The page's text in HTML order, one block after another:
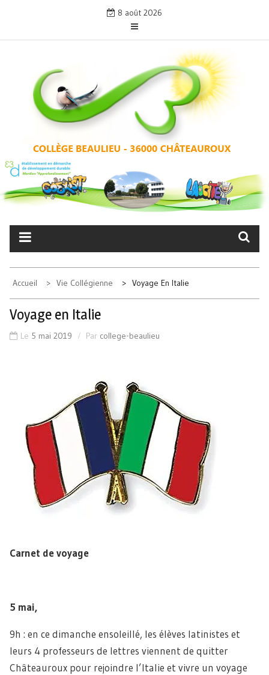
content
8 août 2026
COLLÈGE BEAULIEU –
CHÂTEAUROUX
Accueil Vie Collégienne Voyage En Italie
Voyage en Italie
Le 5 mai 2019 Par college-beaulieu
Carnet de voyage
5 mai,
9h : en ce dimanche ensoleillé, les élèves latinistes et
leurs 4 professeurs de lettres viennent de quitter
Châteauroux pour rejoindre l’Italie et vivre un voyage